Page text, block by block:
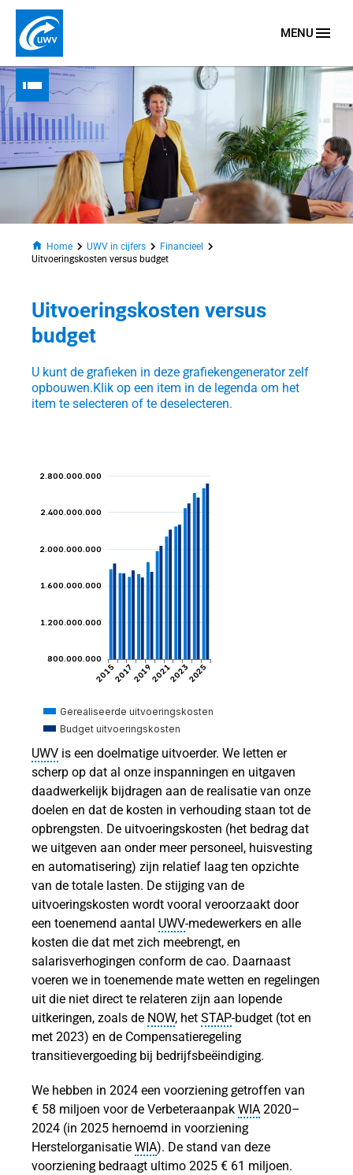
Naar homepage
MENU
Home UWV in cijfers
Financieel
Uitvoeringskosten versus budget
Uitvoeringskosten versus
budget
U kunt de grafieken in deze grafiekengenerator zelf
opbouwen.Klik op een item in de legenda om het
item te selecteren of te deselecteren.
800.000.000
1.200.000.000
1.600.000.000
2.000.000.000
2.400.000.000
2.800.000.000
201520172019202120232025
Gerealiseerde uitvoeringskosten
Budget uitvoeringskosten
UWV is een doelmatige uitvoerder. We letten er
scherp op dat al onze inspanningen en uitgaven
daadwerkelijk bijdragen aan de realisatie van onze
doelen en dat de kosten in verhouding staan tot de
opbrengsten. De uitvoeringskosten (het bedrag dat
we uitgeven aan onder meer personeel, huisvesting
en automatisering) zijn relatief laag ten opzichte
van de totale lasten. De stijging van de
uitvoeringskosten wordt vooral veroorzaakt door
een toenemend aantal UWV‑medewerkers en alle
kosten die dat met zich meebrengt, en
salarisverhogingen conform de cao. Daarnaast
voeren we in toenemende mate wetten en regelingen
uit die niet direct te relateren zijn aan lopende
uitkeringen, zoals de NOW, hetSTAP‑budget (tot en
met 2023) en de Compensatieregeling
transitievergoeding bij bedrijfsbeëindiging.
We hebben in 2024 een voorziening getroffen van
€ 58 miljoen voor de VerbeteraanpakWIA 2020–
2024 (in 2025 hernoemd in voorziening
HerstelorganisatieWIA). De stand van deze
voorziening bedraagt ultimo 2025 € 61 miljoen.